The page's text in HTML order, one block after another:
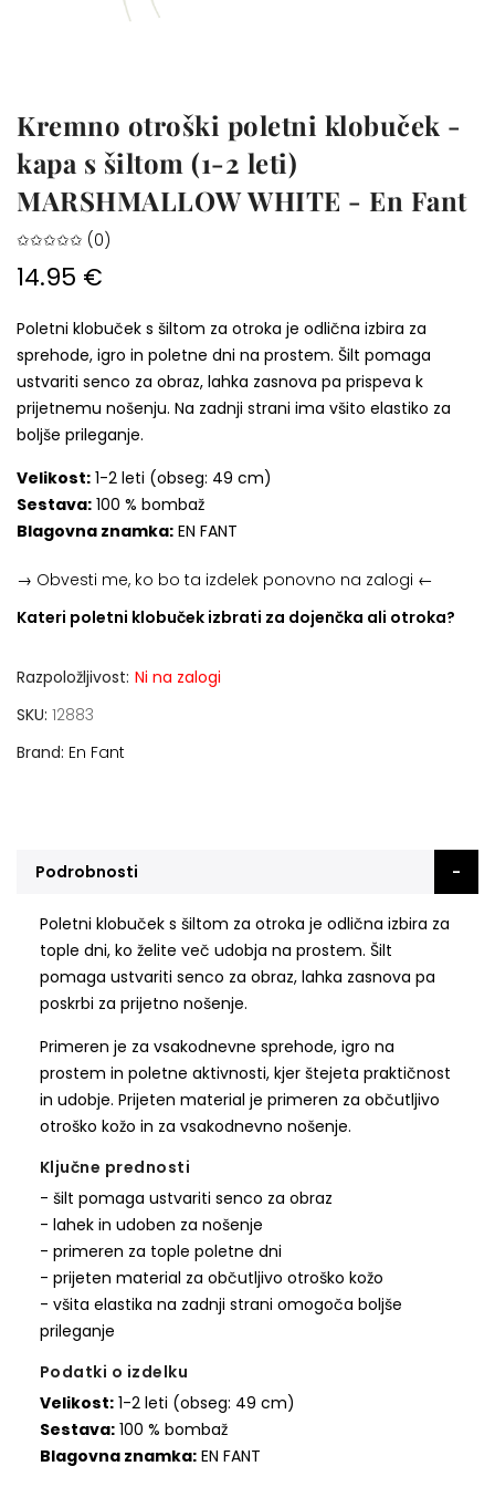
Kremno otroški poletni klobuček -
kapa s šiltom (1-2 leti)
MARSHMALLOW WHITE - En Fant
✩✩✩✩✩ (0)
14.95 €
Poletni klobuček s šiltom za otroka je odlična izbira za
sprehode, igro in poletne dni na prostem. Šilt pomaga
ustvariti senco za obraz, lahka zasnova pa prispeva k
prijetnemu nošenju. Na zadnji strani ima všito elastiko za
boljše prileganje.
Velikost: 1-2 leti (obseg: 49 cm)
Sestava: 100 % bombaž
Blagovna znamka: EN FANT
→ Obvesti me, ko bo ta izdelek ponovno na zalogi ←
Kateri poletni klobuček izbrati za dojenčka ali otroka?
Razpoložljivost: Ni na zalogi
SKU 12883
Brand En Fant
Podrobnosti
Poletni klobuček s šiltom za otroka je odlična izbira za
tople dni, ko želite več udobja na prostem. Šilt
pomaga ustvariti senco za obraz, lahka zasnova pa
poskrbi za prijetno nošenje.
Primeren je za vsakodnevne sprehode, igro na
prostem in poletne aktivnosti, kjer štejeta praktičnost
in udobje. Prijeten material je primeren za občutljivo
otroško kožo in za vsakodnevno nošenje.
Ključne prednosti
- šilt pomaga ustvariti senco za obraz
- lahek in udoben za nošenje
- primeren za tople poletne dni
- prijeten material za občutljivo otroško kožo
- všita elastika na zadnji strani omogoča boljše
prileganje
Podatki o izdelku
Velikost:1-2 leti (obseg: 49 cm)
Sestava:100 % bombaž
Blagovna znamka:EN FANT